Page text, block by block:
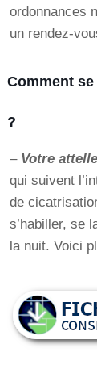
ordonnances
un rendez-
Comment
?
– Votre attelle
qui suivent
de
s’habiller, se
la nuit. Voici